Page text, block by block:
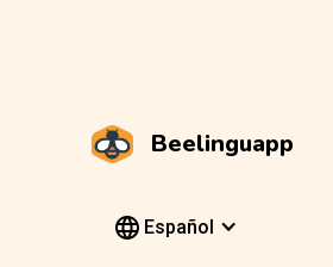
Beelinguapp
Español